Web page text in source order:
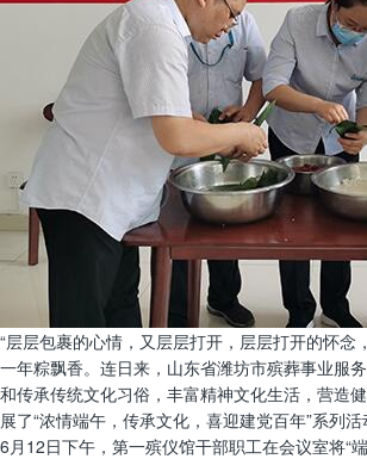
“层层包裹的心情，又层层打开，层层打开的怀
一年粽飘香。连日来，山东省潍坊市殡葬事业服
和传承传统文化习俗，丰富精神文化生活，营造
展了“浓情端午，传承文化，喜迎建党百年”系列活
6月12日下午，第一殡仪馆干部职工在会议室将“